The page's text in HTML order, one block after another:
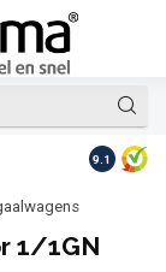
Op
9.1
1/1GN